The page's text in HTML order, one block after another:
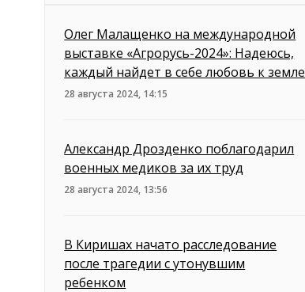
Олег Малащенко на международной
выставке «Агрорусь-2024»: Надеюсь,
каждый найдет в себе любовь к земле
28 августа 2024, 14:15
Александр Дрозденко поблагодарил
военных медиков за их труд
28 августа 2024, 13:56
В Киришах начато расследование
после трагедии с утонувшим
ребенком